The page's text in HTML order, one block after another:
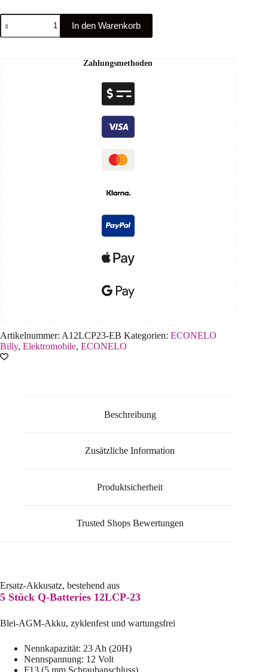
In den Warenkorb
Zahlungsmethoden
Artikelnummer: A12LCP23-EB Kategorien: ECONELO
Billy, Elektromobile, ECONELO
Beschreibung
Zusätzliche Information
Produktsicherheit
Trusted Shops Bewertungen
Ersatz-Akkusatz, bestehend aus
5 Stück Q-Batteries 12LCP-23
Blei-AGM-Akku, zyklenfest und wartungsfrei
Nennkapazität: 23 Ah (20H)
Nennspannung: 12 Volt
F13 (5 mm Schraubanschluss)